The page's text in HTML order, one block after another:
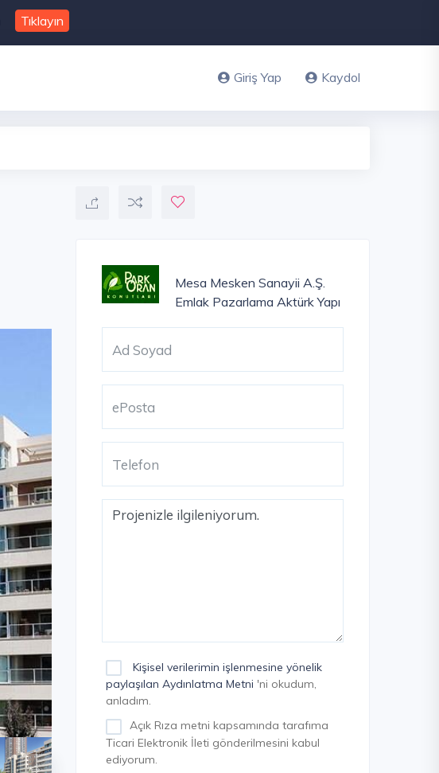
Tıklayın
Giriş Yap Kaydol
Mesa Mesken Sanayii A.Ş.
Emlak Pazarlama Aktürk Yapı
Kişisel verilerimin işlenmesine yönelik
paylaşılan Aydınlatma Metni 'ni okudum,
anladım.
Açık Rıza metni kapsamında tarafıma
Ticari Elektronik İleti gönderilmesini kabul
ediyorum.